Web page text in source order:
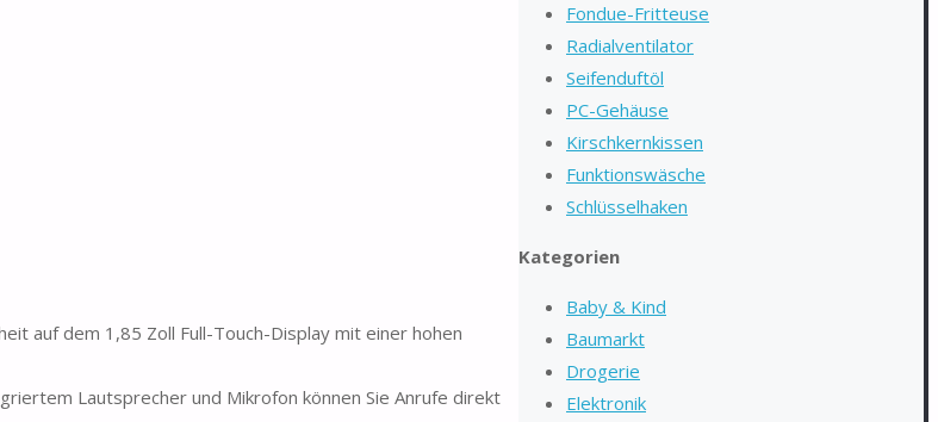
auf dem 1,85 Zoll Full-Touch-Display mit einer hohen
Lautsprecher und Mikrofon können Sie Anrufe direkt
Fondue-Fritteuse
Radialventilator
Seifenduftöl
PC-Gehäuse
Kirschkernkissen
Funktionswäsche
Schlüsselhaken
Kategorien
Baby & Kind
Baumarkt
Drogerie
Elektronik